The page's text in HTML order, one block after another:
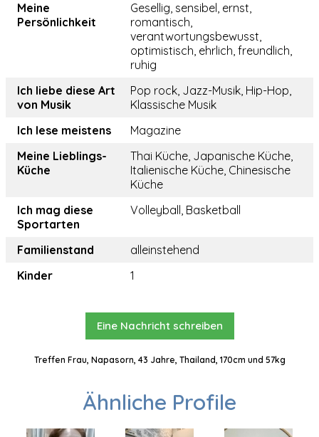
Meine
Persönlichkeit
Gesellig, sensibel, ernst,
romantisch,
verantwortungsbewusst,
optimistisch, ehrlich, freundlich,
ruhig
Ich liebe diese Art
von Musik
Pop rock, Jazz-Musik, Hip-Hop,
Klassische Musik
Ich lese meistens
Magazine
Meine Lieblings-
Küche
Thai Küche, Japanische Küche,
Italienische Küche, Chinesische
Küche
Ich mag diese
Sportarten
Volleyball, Basketball
Familienstand
alleinstehend
Kinder
1
Eine Nachricht schreiben
Treffen Frau, Napasorn, 43 Jahre, Thailand, 170cm und 57kg
Ähnliche Profile